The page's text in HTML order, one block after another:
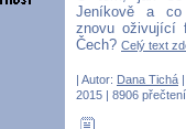
Jeníkově a
znovu oživující
Čech? Celý text
| Autor: Dana Tichá
2015 | 8906